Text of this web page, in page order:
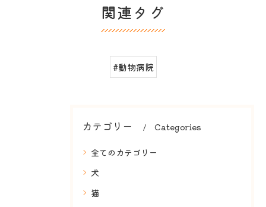
関連タグ
#動物病院
カテゴリー Categories
全てのカテゴリー
犬
猫